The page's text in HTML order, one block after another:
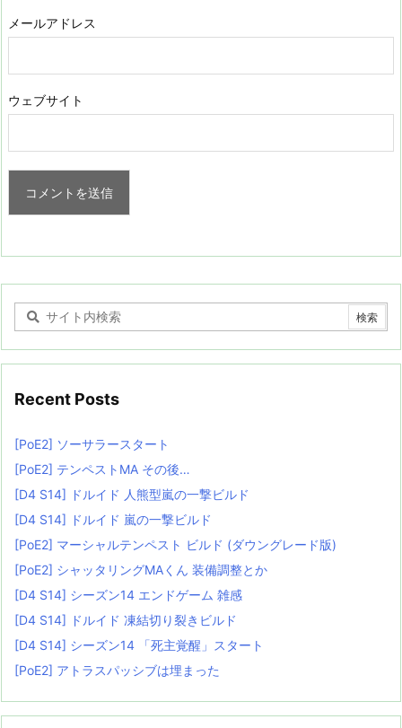
メールアドレス
ウェブサイト
Recent Posts
[PoE2] ソーサラースタート
[PoE2] テンペストMA その後…
[D4 S14] ドルイド 人熊型嵐の一撃ビルド
[D4 S14] ドルイド 嵐の一撃ビルド
[PoE2] マーシャルテンペスト ビルド (ダウングレード版)
[PoE2] シャッタリングMAくん 装備調整とか
[D4 S14] シーズン14 エンドゲーム 雑感
[D4 S14] ドルイド 凍結切り裂きビルド
[D4 S14] シーズン14 「死主覚醒」スタート
[PoE2] アトラスパッシブは埋まった